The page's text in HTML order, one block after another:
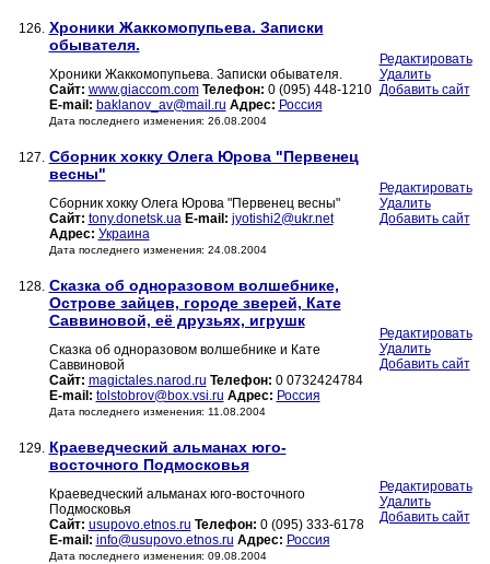
126. Хроники Жаккомопупьева. Записки
обывателя.
Хроники Жаккомопупьева. Записки обывателя.
Сайт: www.giaccom.com Телефон: 0 (095) 448-1210
E-mail: baklanov_av@mail.ru Адрес: Россия
Дата последнего изменения: 26.08.2004
Редактировать
Удалить
Добавить сайт
127. Сборник хокку Олега Юрова "Первенец
весны"
Сборник хокку Олега Юрова "Первенец весны"
Сайт: tony.donetsk.ua E-mail: jyotishi2@ukr.net
Адрес: Украина
Дата последнего изменения: 24.08.2004
Редактировать
Удалить
Добавить сайт
128. Сказка об одноразовом волшебнике,
Острове зайцев, городе зверей, Кате
Саввиновой, её друзьях, игрушк
Сказка об одноразовом волшебнике и Кате
Саввиновой
Сайт: magictales.narod.ru Телефон: 0 0732424784
E-mail: tolstobrov@box.vsi.ru Адрес: Россия
Дата последнего изменения: 11.08.2004
Редактировать
Удалить
Добавить сайт
129. Краеведческий альманах юго-
восточного Подмосковья
Краеведческий альманах юго-восточного
Подмосковья
Сайт: usupovo.etnos.ru Телефон: 0 (095) 333-6178
E-mail: info@usupovo.etnos.ru Адрес: Россия
Дата последнего изменения: 09.08.2004
Редактировать
Удалить
Добавить сайт